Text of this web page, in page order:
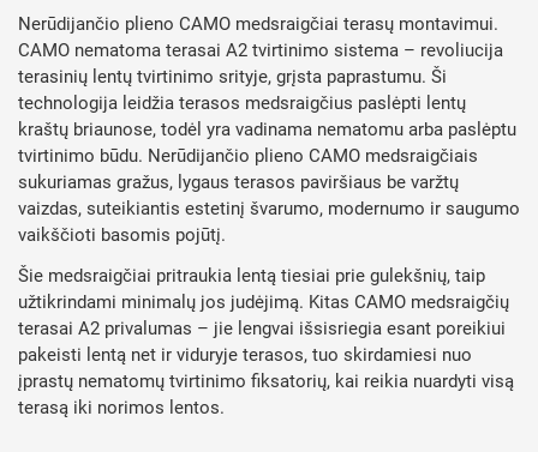
Nerūdijančio plieno CAMO medsraigčiai terasų montavimui.
CAMO nematoma terasai A2 tvirtinimo sistema – revoliucija
terasinių lentų tvirtinimo srityje, grįsta paprastumu. Ši
technologija leidžia terasos medsraigčius paslėpti lentų
kraštų briaunose, todėl yra vadinama nematomu arba paslėptu
tvirtinimo būdu. Nerūdijančio plieno CAMO medsraigčiais
sukuriamas gražus, lygaus terasos paviršiaus be varžtų
vaizdas, suteikiantis estetinį švarumo, modernumo ir saugumo
vaikščioti basomis pojūtį.
Šie medsraigčiai pritraukia lentą tiesiai prie gulekšnių, taip
užtikrindami minimalų jos judėjimą. Kitas CAMO medsraigčių
terasai A2 privalumas – jie lengvai išsisriegia esant poreikiui
pakeisti lentą net ir viduryje terasos, tuo skirdamiesi nuo
įprastų nematomų tvirtinimo fiksatorių, kai reikia nuardyti visą
terasą iki norimos lentos.